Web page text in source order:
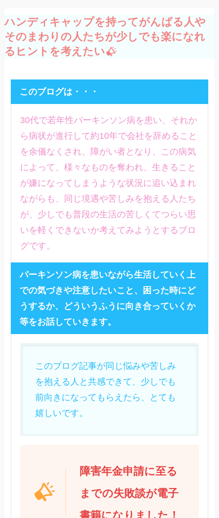
ハンディキャップを持ってがんばる人や
そのまわりの人たちが少しでも楽になれ
るヒントを考えたい
このブログは・・・
30代で若年性パーキンソン病を患い、それか
ら病状が進行して約10年で会社を辞めること
を余儀なくされ、障がい者となり、この病気
によって、様々なものを奪われ、生きること
が嫌になってしまうような状況に追い込まれ
ながらも、同じ境遇や苦しみを抱える人たち
が、少しでも普段の生活の苦しくてつらい思
いを軽くできないか考えてみようとするブロ
グです。
パーキンソン病を患いながら生活していく上
での気づきや注意したいこと、困った時にど
うするか、どういうふうに向き合っていくか
等をお話していきます。
このブログ記事が同じ悩みや苦しみ
を抱える人と共感できて、少しでも
前向きになってもらえたら、とても
嬉しいです。
障害年金申請に至る
までの失敗談が電子
書籍になりました！